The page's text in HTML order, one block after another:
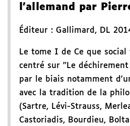
l'allemand par
Éditeur : Gallimard , DL
Le tome I de Ce que
centré sur "Le déchirement
par le biais notamment
avec la tradition de la
(Sartre, Lévi-Strauss,
Castoriadis, Bourdieu,